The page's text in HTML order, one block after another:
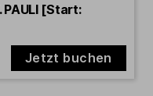
PAULI [Start:
Jetzt buchen